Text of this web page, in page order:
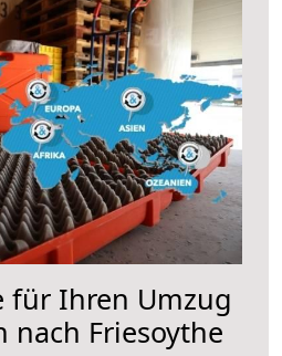
für Ihren Umzug
nach Friesoythe